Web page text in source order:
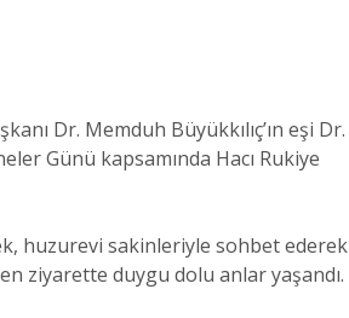
Dr. Memduh Büyükkılıç’ın eşi Dr.
Günü kapsamında Hacı Rukiye
huzurevi sakinleriyle sohbet ederek
ziyarette duygu dolu anlar yaşandı.